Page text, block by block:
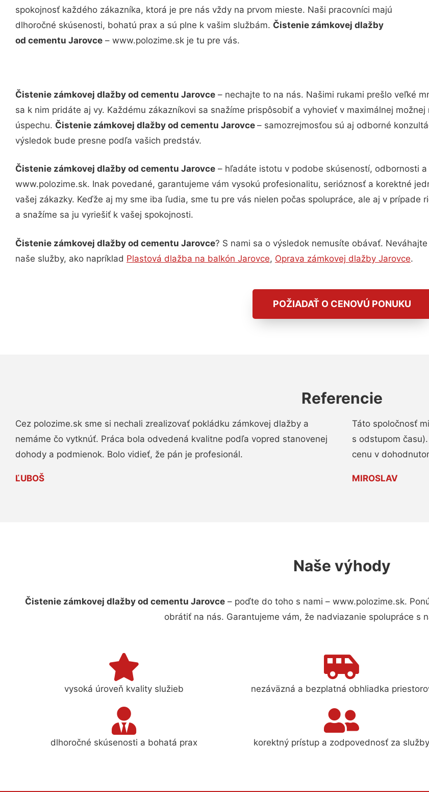
spokojnosť každého zákazníka, ktorá je pre nás vždy na prvom mieste. Naši pracovníci majú
dlhoročné skúsenosti, bohatú prax a sú plne k vašim službám. Čistenie zámkovej dlažby
od cementu Jarovce – www.polozime.sk je tu pre vás.
Čistenie zámkovej dlažby od cementu Jarovce – nechajte to na nás. Našimi rukami prešlo veľké
sa k nim pridáte aj vy. Každému zákazníkovi sa snažíme prispôsobiť a vyhovieť v maximálnej
úspechu. Čistenie zámkovej dlažby od cementu Jarovce – samozrejmosťou sú aj odborné
výsledok bude presne podľa vašich predstáv.
Čistenie zámkovej dlažby od cementu Jarovce – hľadáte istotu v podobe skúseností, odbornosti
www.polozime.sk. Inak povedané, garantujeme vám vysokú profesionalitu, serióznosť a korektné
vašej zákazky. Keďže aj my sme iba ľudia, sme tu pre vás nielen počas spolupráce, ale aj v prípade
a snažíme sa ju vyriešiť k vašej spokojnosti.
Čistenie zámkovej dlažby od cementu Jarovce? S nami sa o výsledok nemusíte obávať.
naše služby, ako napríklad Plastová dlažba na balkón Jarovce, Oprava zámkovej dlažby Jarovce.
POŽIADAŤ O CENOVÚ PONUKU
Referencie
Cez polozime.sk sme si nechali zrealizovať pokládku zámkovej dlažby a
nemáme čo vytknúť. Práca bola odvedená kvalitne podľa vopred stanovenej
dohody a podmienok. Bolo vidieť, že pán je profesionál.
ĽUBOŠ
Táto spoločnosť
s odstupom
cenu v
MIROSLAV
Naše výhody
Čistenie zámkovej dlažby od cementu Jarovce– poďte do toho s nami – www.polozime.sk.
obrátiť na nás. Garantujeme vám, že nadviazanie spolupráce s
vysoká úroveň kvality služieb nezáväzná a bezplatná obhliadka
dlhoročné skúsenosti a bohatá prax korektný prístup a zodpovednosť za služby